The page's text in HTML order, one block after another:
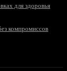
для здоровья
компромиссов